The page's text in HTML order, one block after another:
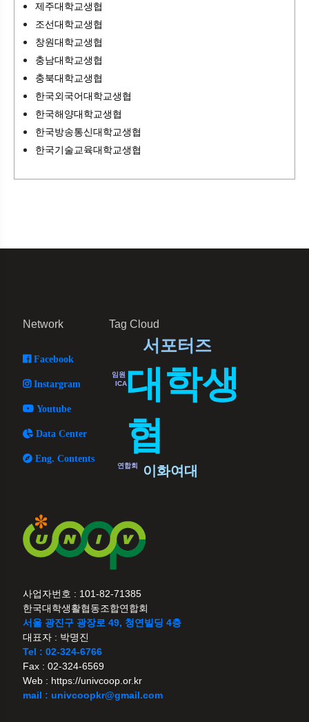
제주대학교생협
조선대학교생협
창원대학교생협
충남대학교생협
충북대학교생협
한국외국어대학교생협
한국해양대학교생협
한국방송통신대학교생협
한국기술교육대학교생협
Network
Facebook
Instargram
Youtube
Data Center
Eng. Contents
Tag Cloud
대학생
협
서포터즈
이화여대
ICA
연합회
임원
사업자번호 : 101-82-71385
한국대학생활협동조합연합회
서울 광진구 광장로 49, 청연빌딩 4층
대표자 : 박명진
Tel : 02-324-6766
Fax : 02-324-6569
Web : https://univcoop.or.kr
mail : univcoopkr@gmail.com